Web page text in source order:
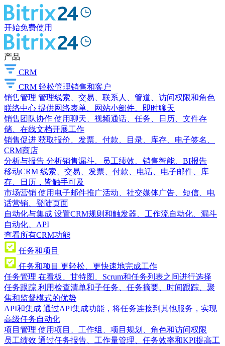
开始免费使用
产品
CRM
CRM 轻松管理销售和客户
销售管理 管理线索、交易、联系人、管道、访问权限和角色
联络中心 提供网络表单、网站小部件、即时聊天
销售团队协作 使用聊天、视频通话、任务、日历、文件存
储、在线文档开展工作
销售促进 获取报价、发票、付款、目录、库存、电子签名、
CRM商店
分析与报告 分析销售漏斗、员工绩效、销售智能、BI报告
移动CRM 线索、交易、发票、付款、电话、电子邮件、库
存、日历，皆触手可及
市场营销 使用电子邮件推广活动、社交媒体广告、短信、电
话营销、登陆页面
自动化与集成 设置CRM规则和触发器、工作流自动化、漏斗
自动化、API
查看所有CRM功能
任务和项目
任务和项目 更轻松、更快速地完成工作
任务管理 在看板、甘特图、Scrum和任务列表之间进行选择
任务跟踪 利用检查清单和子任务、任务摘要、时间跟踪、聚
焦和监督模式的优势
API和集成 通过API集成功能，将任务连接到其他服务，实现
高级任务自动化
项目管理 使用项目、工作组、项目规划、角色和访问权限
员工绩效 通过任务报告、工作量管理、任务效率和KPI提高工